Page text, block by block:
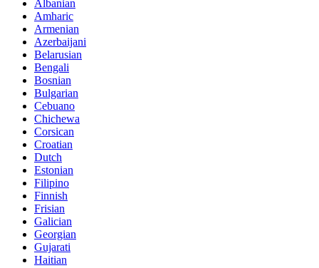
Albanian
Amharic
Armenian
Azerbaijani
Belarusian
Bengali
Bosnian
Bulgarian
Cebuano
Chichewa
Corsican
Croatian
Dutch
Estonian
Filipino
Finnish
Frisian
Galician
Georgian
Gujarati
Haitian